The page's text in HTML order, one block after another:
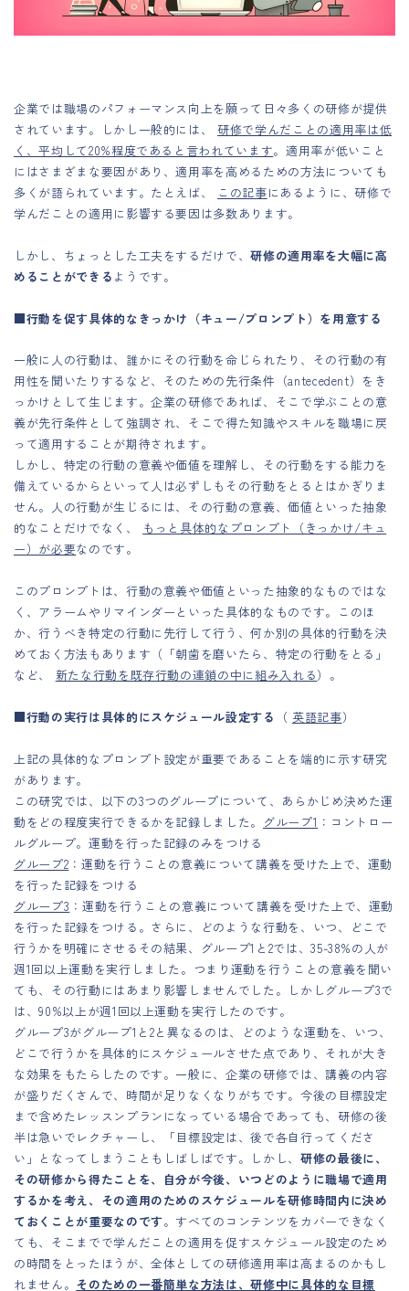
企業では職場のパフォーマンス向上を願って日々多くの研修が提供
されています。しかし一般的には、
研修で学んだことの適用率は低
く、平均して20%程度であると言われています。適用率が低いこと
にはさまざまな要因があり、適用率を高めるための方法についても
多くが語られています。たとえば、
この記事にあるように、研修で
学んだことの適用に影響する要因は多数あります。
しかし、ちょっとした工夫をするだけで、研修の適用率を大幅に高
めることができる ようです。
■行動を促す具体的なきっかけ（キュー/プロンプト）を用意する
一般に人の行動は、誰かにその行動を命じられたり、その行動の有
用性を聞いたりするなど、そのための先行条件（antecedent）をき
っかけとして生じます。企業の研修であれば、そこで学ぶことの意
義が先行条件として強調され、そこで得た知識やスキルを職場に戻
って適用することが期待されます。
しかし、特定の行動の意義や価値を理解し、その行動をする能力を
備えているからといって人は必ずしもその行動をとるとはかぎりま
せん。人の行動が生じるには、その行動の意義、価値といった抽象
的なことだけでなく、
もっと具体的なプロンプト（きっかけ/キュ
ー）が必要なのです。
このプロンプトは、行動の意義や価値といった抽象的なものではな
く、アラームやリマインダーといった具体的なものです。このほ
か、行うべき特定の行動に先行して行う、何か別の具体的行動を決
めておく方法もあります（「朝歯を磨いたら、特定の行動をとる」
など、
新たな行動を既存行動の連鎖の中に組み入れる）。
■行動の実行は具体的にスケジュール設定する （ 英語記事）
上記の具体的なプロンプト設定が重要であることを端的に示す研究
があります。
この研究では、以下の3つのグループについて、あらかじめ決めた運
動をどの程度実行できるかを記録しました。 グループ1 ：コントロー
ルグループ。運動を行った記録のみをつける
グループ2 ：運動を行うことの意義について講義を受けた上で、運動
を行った記録をつける
グループ3 ：運動を行うことの意義について講義を受けた上で、運動
を行った記録をつける。さらに、どのような行動を、いつ、どこで
行うかを明確にさせるその結果、グループ1と2では、35-38%の人が
週1回以上運動を実行しました。つまり運動を行うことの意義を聞い
ても、その行動にはあまり影響しませんでした。しかしグループ3で
は、90%以上が週1回以上運動を実行したのです。
グループ3がグループ1と2と異なるのは、どのような運動を、いつ、
どこで行うかを具体的にスケジュールさせた点であり、それが大き
な効果をもたらしたのです。一般に、企業の研修では、講義の内容
が盛りだくさんで、時間が足りなくなりがちです。今後の目標設定
まで含めたレッスンプランになっている場合であっても、研修の後
半は急いでレクチャーし、「目標設定は、後で各自行ってくださ
い」となってしまうこともしばしばです。しかし、 研修の最後に、
その研修から得たことを、自分が今後、いつどのように職場で適用
するかを考え、その適用のためのスケジュールを研修時間内に決め
ておくことが重要なのです。すべてのコンテンツをカバーできなく
ても、そこまでで学んだことの適用を促すスケジュール設定のため
の時間をとったほうが、全体としての研修適用率は高まるのかもし
れません。 そのための一番簡単な方法は、研修中に具体的な目標